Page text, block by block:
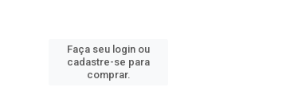
Faça seu login ou
cadastre-se para
comprar.